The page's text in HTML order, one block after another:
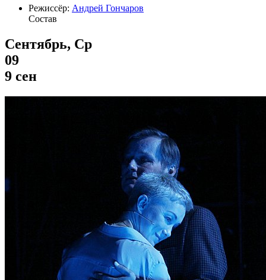
Режиссёр: Андрей Гончаров
Состав
Сентябрь, Ср
09
9 сен